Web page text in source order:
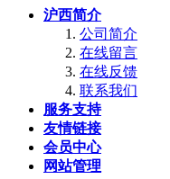
沪西简介
公司简介
在线留言
在线反馈
联系我们
服务支持
友情链接
会员中心
网站管理